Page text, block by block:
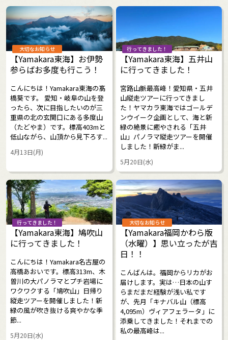
大切なお知らせ
【Yamakara東海】お伊勢
参らばお多度も行こう！
こんにちは！Yamakara東海の髙
橋葵です。 愛知・岐阜の山を登
ったら、次に目指したいのが三
重県の北の玄関口にある多度山
（たどやま）です。標高403mと
低山ながら、山頂から見下ろす...
4月13日(月)
行ってきました！
【Yamakara東海】五井山
に行ってきました！
宮路山脈最高峰！愛知県・五井
山縦走ツアーに行ってきまし
た！ヤマカラ東海ではゴールデ
ンウイーク企画として、海と新
緑の絶景に癒やされる「五井
山」パノラマ縦走ツアーを開催
しました！新緑がま...
5月20日(水)
行ってきました！
【Yamakara東海】鳩吹山
に行ってきました！
こんにちは！Yamakara名古屋の
高橋あおいです。標高313m、木
曽川の大パノラマとプチ岩場に
ワクワクする「鳩吹山」日帰り
縦走ツアーを開催しました！新
緑の風が吹き抜ける爽やかな季
節...
5月20日(水)
大切なお知らせ
【Yamakara福岡かわら版
（水曜）】思い立ったが吉
日！！
こんばんは。福岡からリカがお
届けします。実は…日本の山す
らまだまだ経験が浅い私です
が、先月「キナバル山（標高
4,095m）ヴィアフェラータ」に
添乗してきました！それまでの
私の最高峰は...